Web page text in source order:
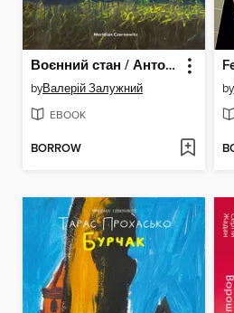
Воєнний стан / Антологія
byВалерій Залужний
EBOOK
BORROW
by